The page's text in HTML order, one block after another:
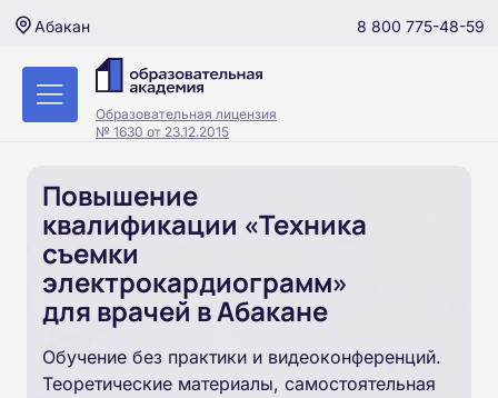
Абакан 8 800 775-48-59
Образовательная лицензия
№ 1630 от 23.12.2015
Повышение
квалификации «Техника
съемки
электрокардиограмм»
для врачей в Абакане
Обучение без практики и видеоконференций.
Теоретические материалы, самостоятельная